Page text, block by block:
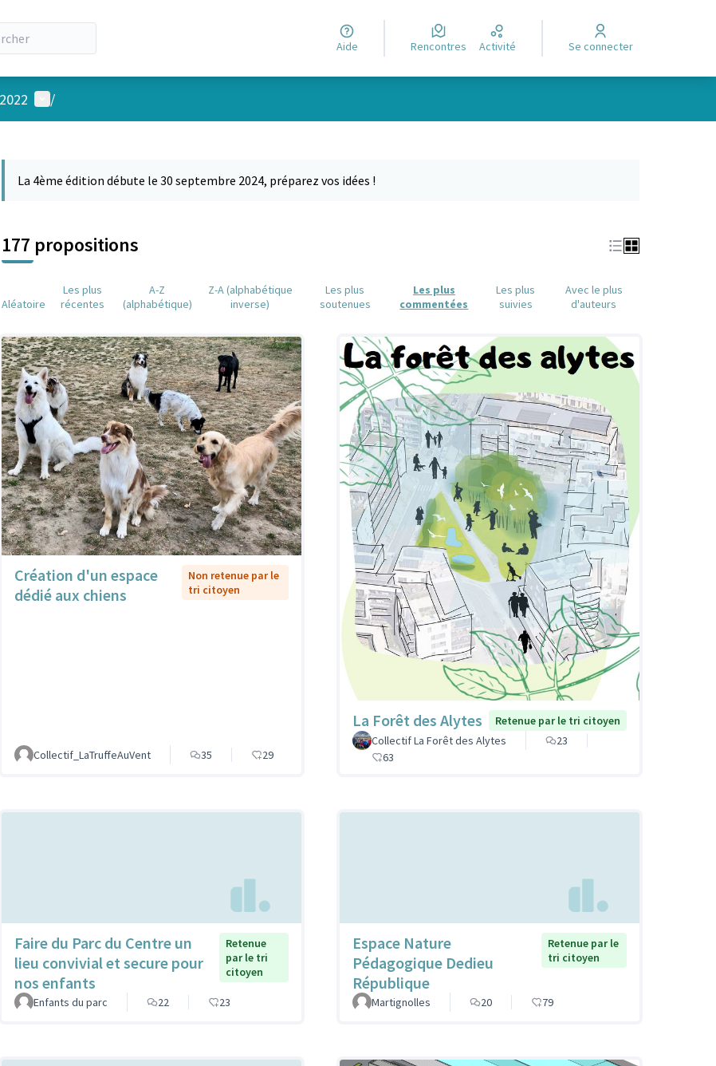
Aide Rencontres Activité Se connecter
Menu utilisateur
/
La 4ème édition débute le 30 septembre 2024, préparez vos idées !
177 propositions
Aléatoire
Les plus
récentes
A-Z
(alphabétique)
Z-A (alphabétique
inverse)
Les plus
soutenues
Les plus
commentées
Les plus
suivies
Avec le plus
d'auteurs
Création d'un espace
dédié aux chiens
Non retenue par le
tri citoyen
Collectif_LaTruffeAuVent 35 29
La Forêt des Alytes
Retenue par le tri citoyen
Collectif La Forêt des Alytes
23
63
Faire du Parc du Centre un
lieu convivial et secure pour
nos enfants
Retenue
par le tri
citoyen
Enfants du parc 22 23
Espace Nature
Pédagogique Dedieu
République
Retenue par le
tri citoyen
Martignolles 20 79